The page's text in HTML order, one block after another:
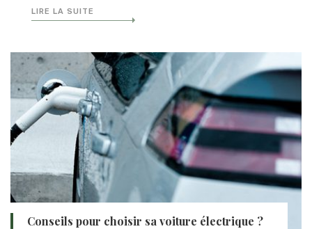
LIRE LA SUITE
Conseils pour choisir sa voiture électrique ?